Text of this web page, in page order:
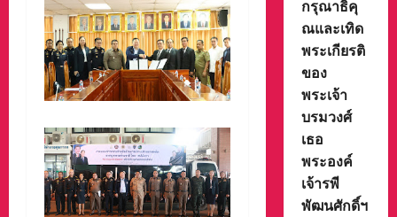
กรุณาธิคุ
ณและเทิด
พระเกียรติ
ของ
พระเจ้า
บรมวงศ์
เธอ
พระองค์
เจ้ารพี
พัฒนศักดิ์ฯ